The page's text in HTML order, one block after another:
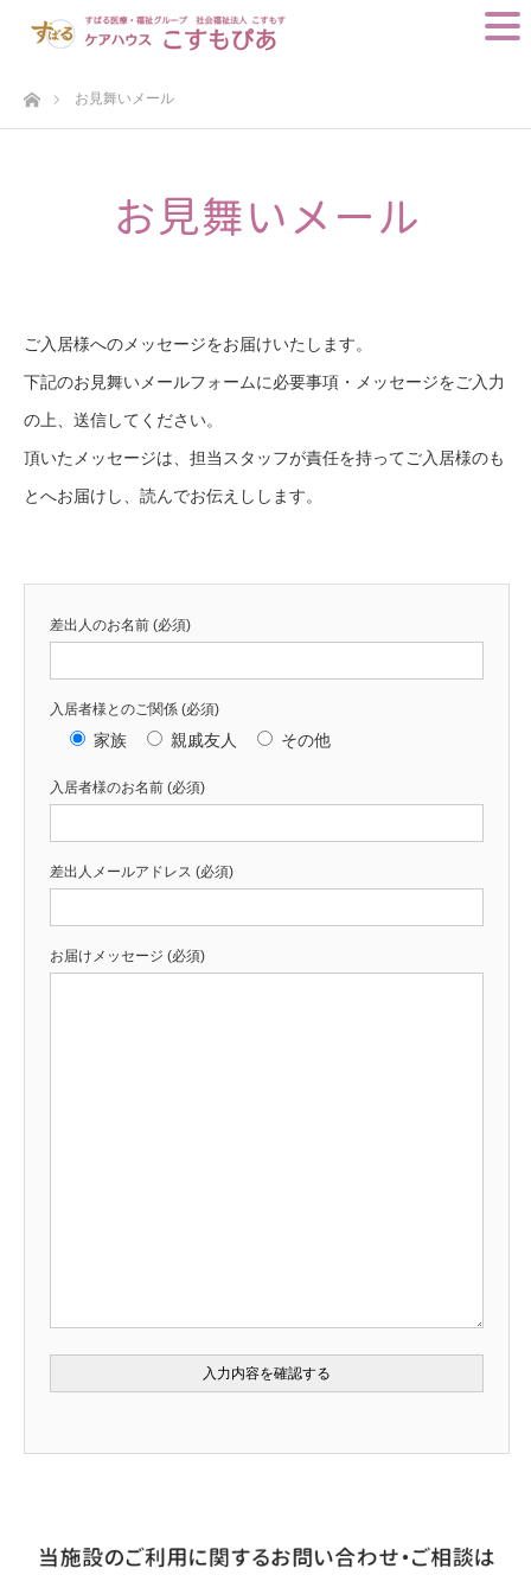
ホームお見舞いメール
ご入居様へのメッセージをお届けいたします。
下記のお見舞いメールフォームに必要事項・メッセージをご入力
の上、送信してください。
頂いたメッセージは、担当スタッフが責任を持ってご入居様のも
とへお届けし、読んでお伝えしします。
差出人のお名前 (必須)
入居者様とのご関係 (必須)
家族 親戚友人 その他
入居者様のお名前 (必須)
差出人メールアドレス (必須)
お届けメッセージ (必須)